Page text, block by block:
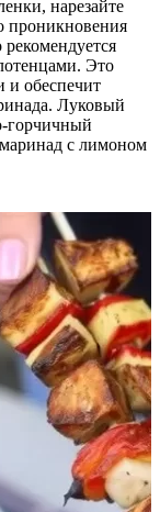
нарезайте
проникновения
Это
и обеспечит
Луковый
горчичный
с лимоном